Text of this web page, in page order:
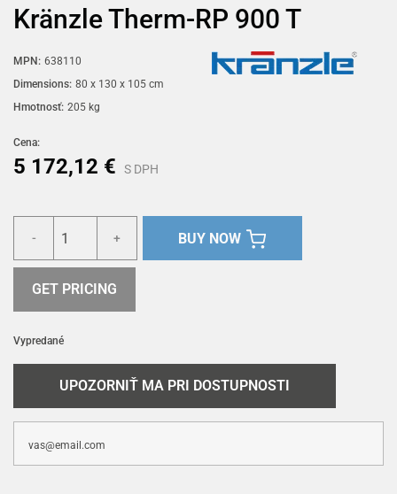
Kränzle Therm-RP 900 T
MPN: 638110
Dimensions: 80 x 130 x 105 cm
Hmotnosť: 205 kg
Cena:
5 172,12 € S DPH
- + BUY NOW
GET PRICING
Vypredané
UPOZORNIŤ MA PRI DOSTUPNOSTI